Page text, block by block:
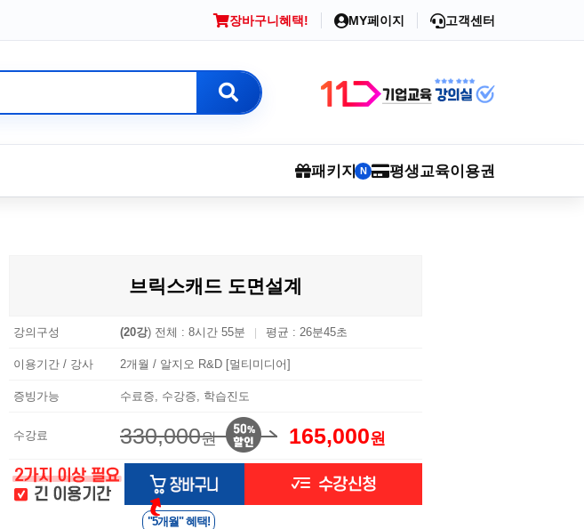
장바구니혜택! MY페이지 고객센터
패키지 N 평생교육이용권
브릭스캐드 도면설계
강의구성 (20강) 전체 : 8시간 55분 평균 : 26분45초
이용기간 / 강사 2개월 / 알지오 R&D [멀티미디어]
증빙가능 수료증, 수강증, 학습진도
수강료 330,000원 165,000원
"5개월" 혜택!